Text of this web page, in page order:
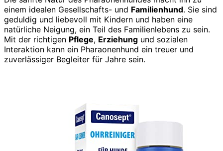
einem idealen Gesellschafts- und Familienhund. Sie sind
geduldig und liebevoll mit Kindern und haben eine
natürliche Neigung, ein Teil des Familienlebens zu sein.
Mit der richtigen Pflege, Erziehung und sozialen
Interaktion kann ein Pharaonenhund ein treuer und
zuverlässiger Begleiter für Jahre sein.